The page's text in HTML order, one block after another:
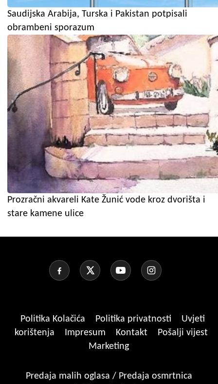
Saudijska Arabija, Turska i Pakistan potpisali
obrambeni sporazum
Prozračni akvareli Kate Žunić vode kroz dvorišta i
stare kamene ulice
Politika Kolačića Politika privatnosti
Uvjeti
korištenja
Impresum Kontakt
Pošalji vijest
Marketing
Predaja malih oglasa / Predaja osmrtnica